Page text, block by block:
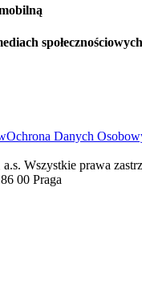
społecznościowych
Ochrona Danych
Wszystkie prawa
00 Praga